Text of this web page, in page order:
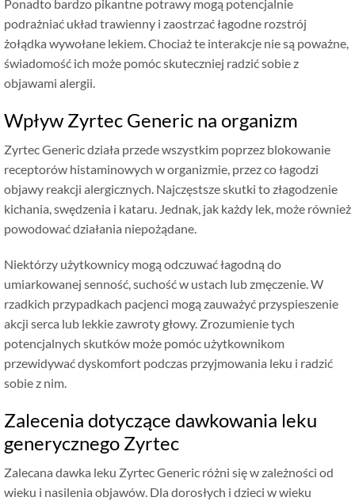
Ponadto bardzo pikantne potrawy mogą potencjalnie
podrażniać układ trawienny i zaostrzać łagodne rozstrój
żołądka wywołane lekiem. Chociaż te interakcje nie są poważne,
świadomość ich może pomóc skuteczniej radzić sobie z
objawami alergii.
Wpływ Zyrtec Generic na organizm
Zyrtec Generic działa przede wszystkim poprzez blokowanie
receptorów histaminowych w organizmie, przez co łagodzi
objawy reakcji alergicznych. Najczęstsze skutki to złagodzenie
kichania, swędzenia i kataru. Jednak, jak każdy lek, może również
powodować działania niepożądane.
Niektórzy użytkownicy mogą odczuwać łagodną do
umiarkowanej senność, suchość w ustach lub zmęczenie. W
rzadkich przypadkach pacjenci mogą zauważyć przyspieszenie
akcji serca lub lekkie zawroty głowy. Zrozumienie tych
potencjalnych skutków może pomóc użytkownikom
przewidywać dyskomfort podczas przyjmowania leku i radzić
sobie z nim.
Zalecenia dotyczące dawkowania leku
generycznego Zyrtec
Zalecana dawka leku Zyrtec Generic różni się w zależności od
wieku i nasilenia objawów. Dla dorosłych i dzieci w wieku